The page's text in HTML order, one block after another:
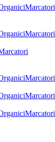
Marcatori
Marcatori
Marcatori
Marcatori
Marcatori